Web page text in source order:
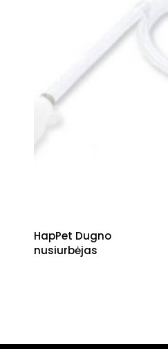
HapPet Dugno
nusiurbėjas